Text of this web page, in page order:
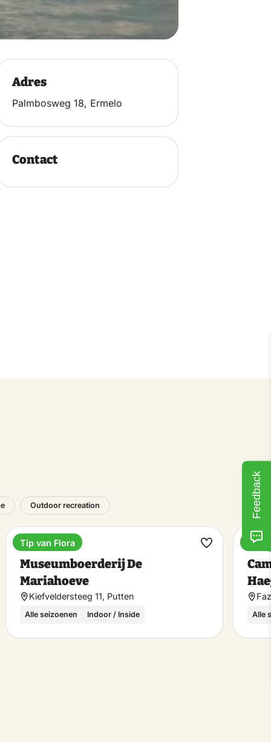
Adres
Palmbosweg 18, Ermelo
Contact
Outdoor recreation
Museum
Museumboerderij De
Mariahoeve
Kiefveldersteeg 11, Putten
Alle seizoenen Indoor / Inside
Tip van Flora
Make
Alle
Tip
Feedback